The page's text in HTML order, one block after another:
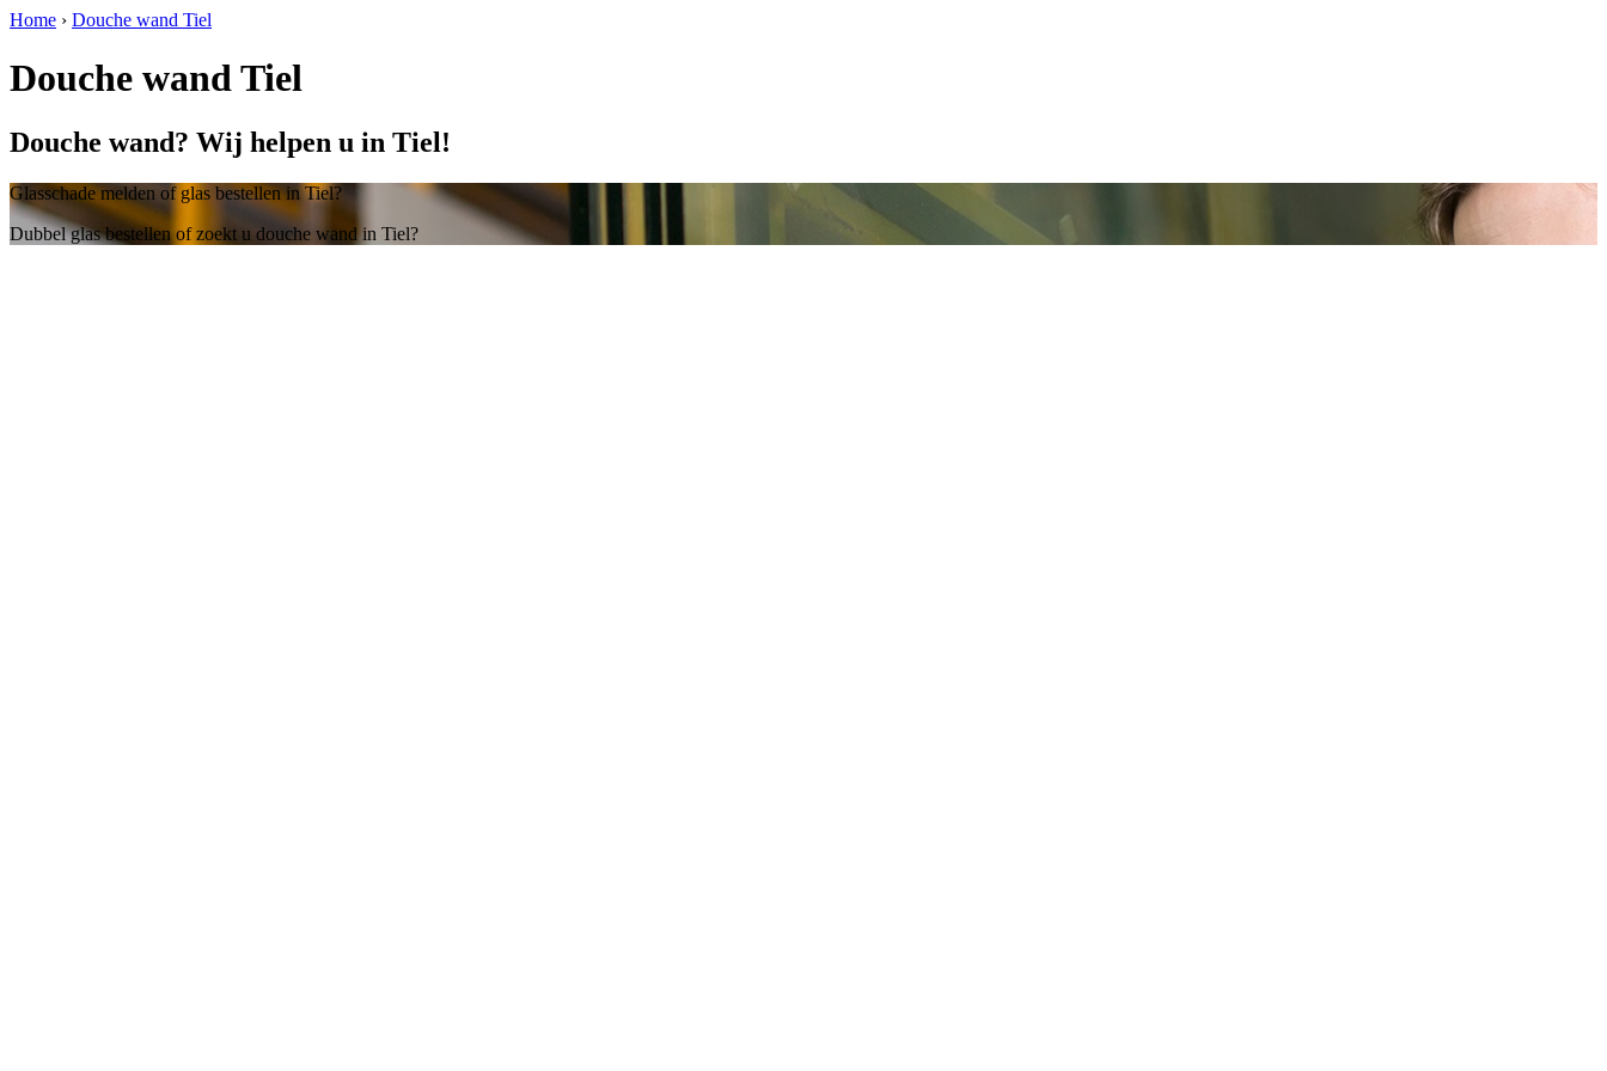
Home › Douche wand Tiel
Douche wand Tiel
Douche wand? Wij helpen u in Tiel!
Glasschade melden of glas bestellen in Tiel?
Dubbel glas bestellen of zoekt u douche wand in Tiel?